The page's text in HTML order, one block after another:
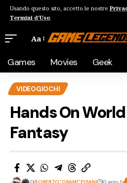
Usando questo sito, accetto le nostre
Termini d'Uso.
Aa
Games Movies Geek
VIDEOGIOCHI
Hands On
Fantasy